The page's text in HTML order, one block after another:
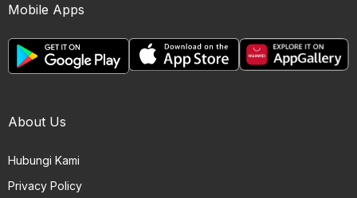
Mobile Apps
About Us
Hubungi Kami
Privacy Policy